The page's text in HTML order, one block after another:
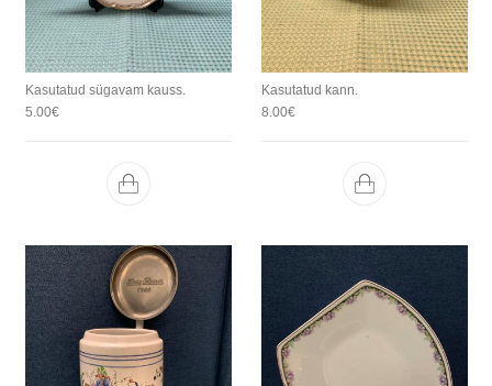
Kasutatud sügavam kauss.
5.00€
Kasutatud kann.
8.00€